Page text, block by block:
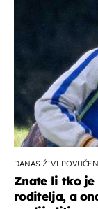
DANAS ŽIVI
Znate li tko je
roditelja, a